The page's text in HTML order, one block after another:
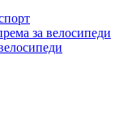
за велосипеди